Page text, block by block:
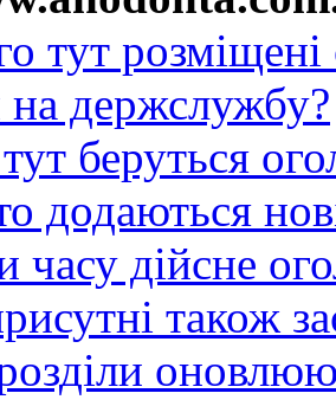
тут
на держслужбу?
беруться
додаються
часу дійсне
також